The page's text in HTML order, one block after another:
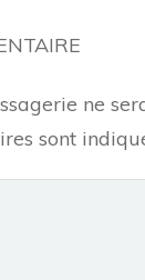
ne
sont